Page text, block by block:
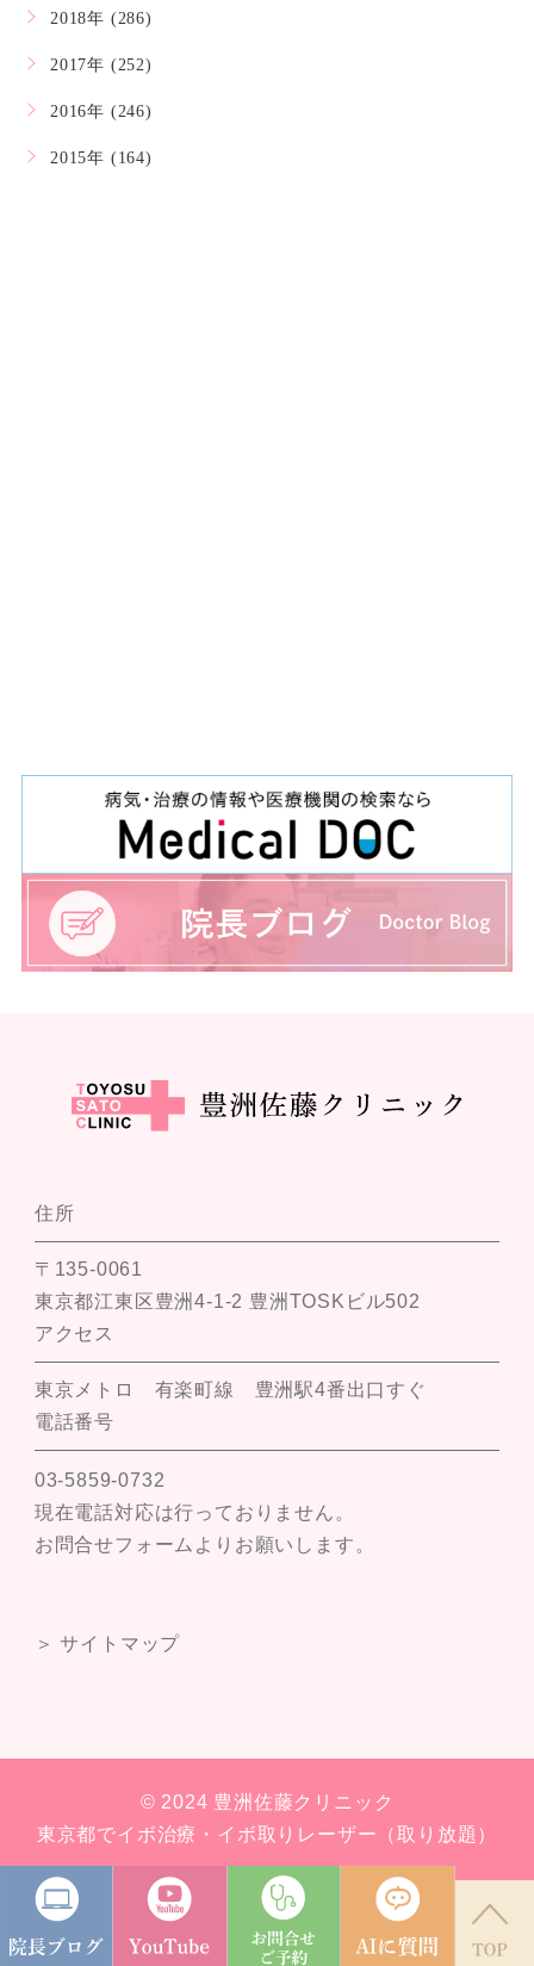
2018年 (286)
2017年 (252)
2016年 (246)
2015年 (164)
住所
〒135-0061
東京都江東区豊洲4-1-2 豊洲TOSKビル502
アクセス
東京メトロ 有楽町線 豊洲駅4番出口すぐ
電話番号
03-5859-0732
現在電話対応は行っておりません。
お問合せフォームよりお願いします。
＞ サイトマップ
© 2024 豊洲佐藤クリニック
東京都でイボ治療・イボ取りレーザー（取り放題）